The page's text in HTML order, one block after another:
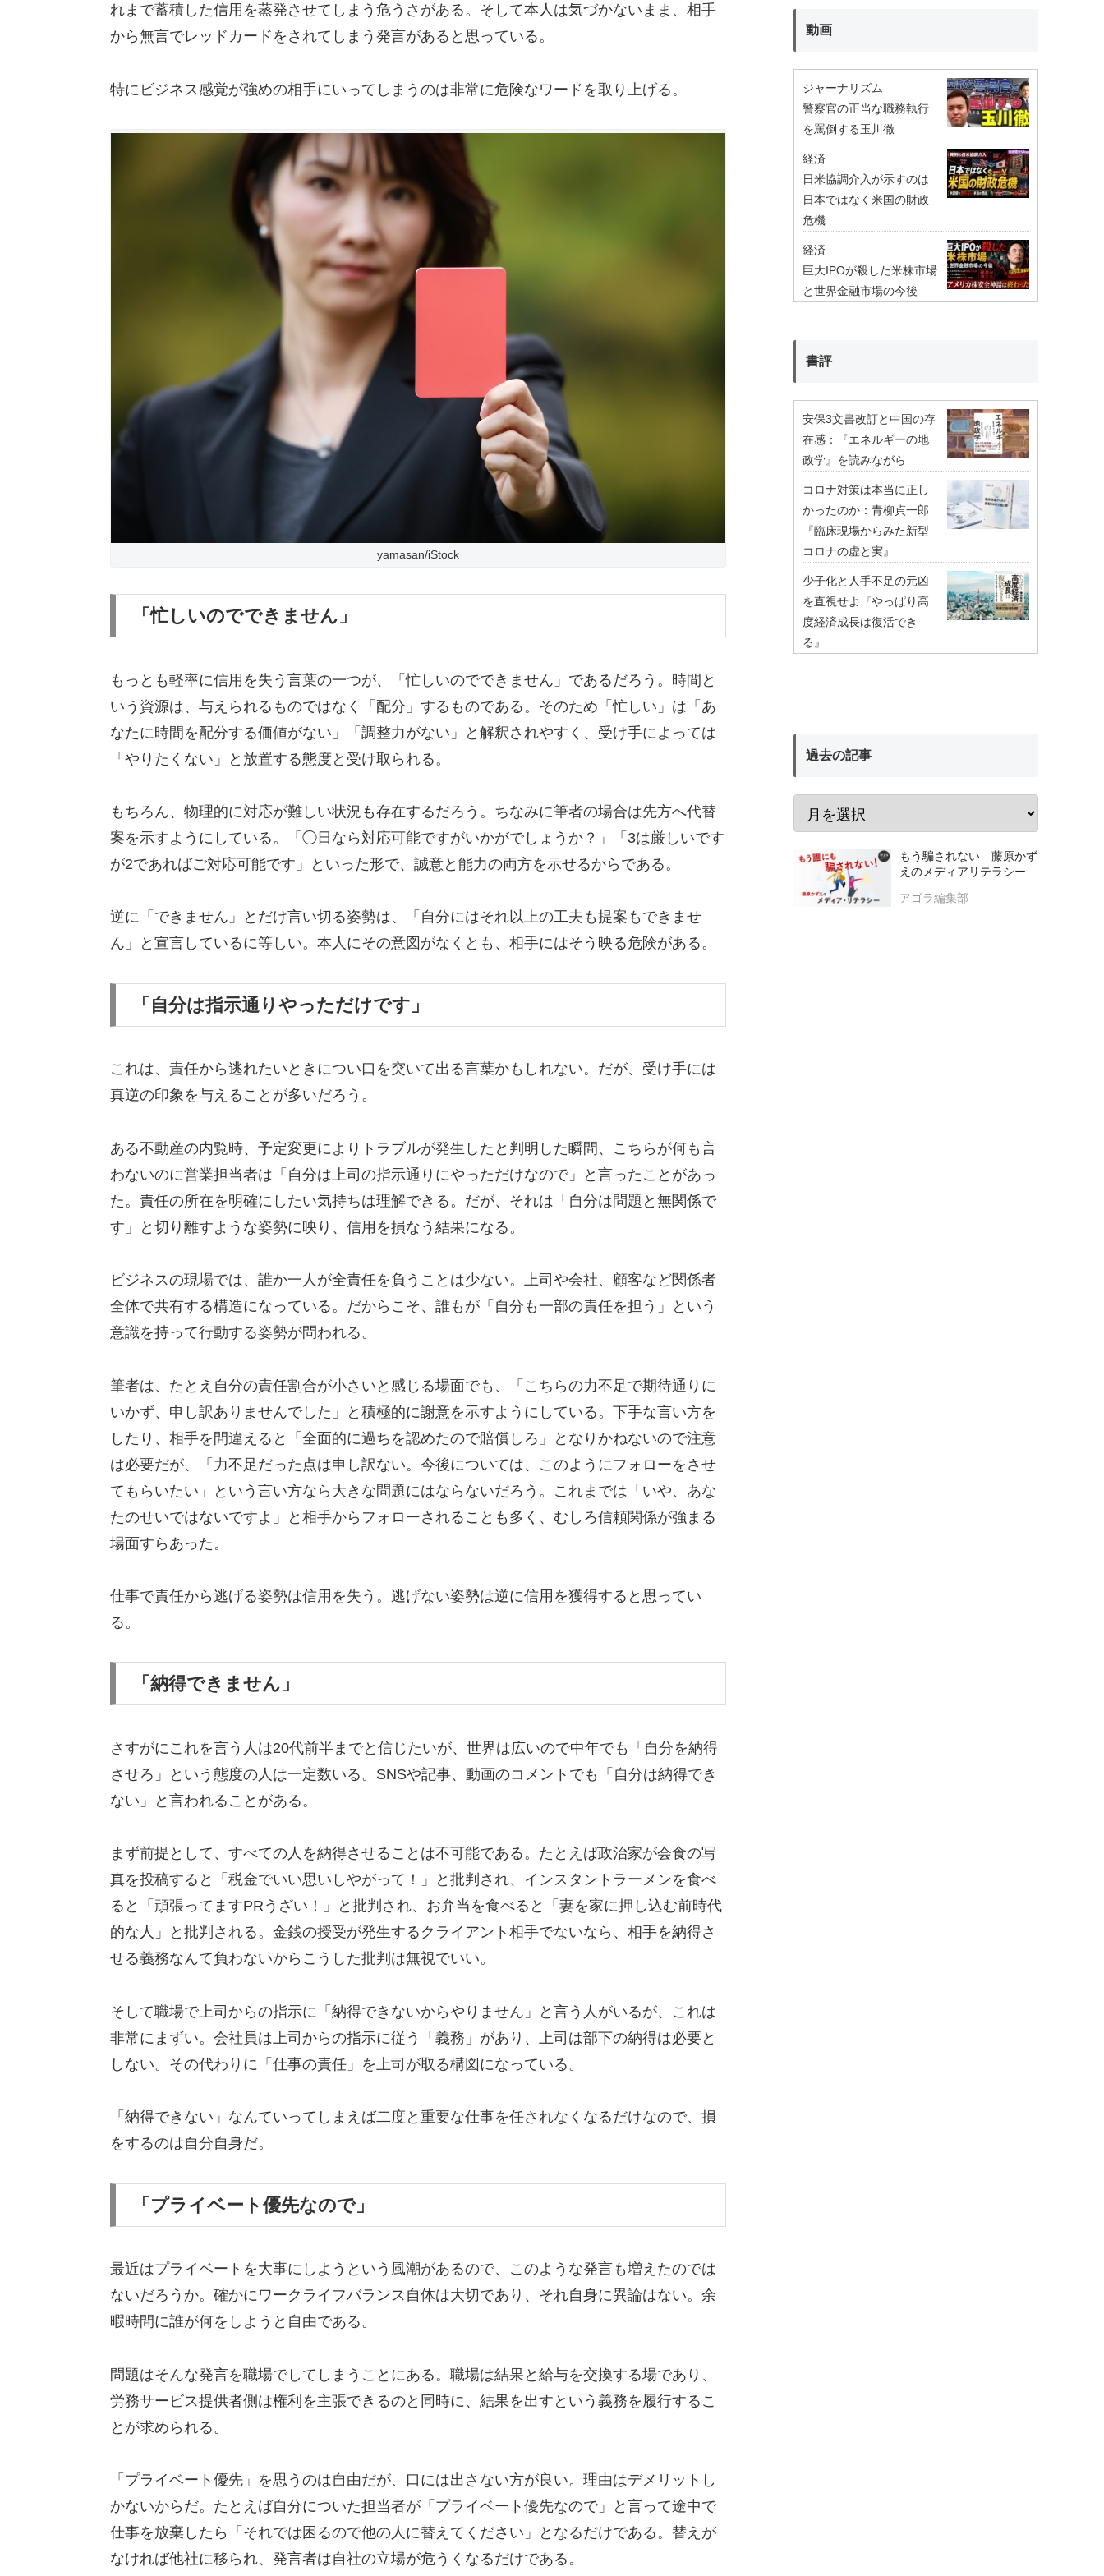
れまで蓄積した信用を蒸発させてしまう危うさがある。そして本人は気づかないまま、相手
から無言でレッドカードをされてしまう発言があると思っている。
特にビジネス感覚が強めの相手にいってしまうのは非常に危険なワードを取り上げる。
yamasan/iStock
「忙しいのでできません」
もっとも軽率に信用を失う言葉の一つが、「忙しいのでできません」であるだろう。時間と
いう資源は、与えられるものではなく「配分」するものである。そのため「忙しい」は「あ
なたに時間を配分する価値がない」「調整力がない」と解釈されやすく、受け手によっては
「やりたくない」と放置する態度と受け取られる。
もちろん、物理的に対応が難しい状況も存在するだろう。ちなみに筆者の場合は先方へ代替
案を示すようにしている。「◯日なら対応可能ですがいかがでしょうか？」「3は厳しいです
が2であればご対応可能です」といった形で、誠意と能力の両方を示せるからである。
逆に「できません」とだけ言い切る姿勢は、「自分にはそれ以上の工夫も提案もできませ
ん」と宣言しているに等しい。本人にその意図がなくとも、相手にはそう映る危険がある。
「自分は指示通りやっただけです」
これは、責任から逃れたいときについ口を突いて出る言葉かもしれない。だが、受け手には
真逆の印象を与えることが多いだろう。
ある不動産の内覧時、予定変更によりトラブルが発生したと判明した瞬間、こちらが何も言
わないのに営業担当者は「自分は上司の指示通りにやっただけなので」と言ったことがあっ
た。責任の所在を明確にしたい気持ちは理解できる。だが、それは「自分は問題と無関係で
す」と切り離すような姿勢に映り、信用を損なう結果になる。
ビジネスの現場では、誰か一人が全責任を負うことは少ない。上司や会社、顧客など関係者
全体で共有する構造になっている。だからこそ、誰もが「自分も一部の責任を担う」という
意識を持って行動する姿勢が問われる。
筆者は、たとえ自分の責任割合が小さいと感じる場面でも、「こちらの力不足で期待通りに
いかず、申し訳ありませんでした」と積極的に謝意を示すようにしている。下手な言い方を
したり、相手を間違えると「全面的に過ちを認めたので賠償しろ」となりかねないので注意
は必要だが、「力不足だった点は申し訳ない。今後については、このようにフォローをさせ
てもらいたい」という言い方なら大きな問題にはならないだろう。これまでは「いや、あな
たのせいではないですよ」と相手からフォローされることも多く、むしろ信頼関係が強まる
場面すらあった。
仕事で責任から逃げる姿勢は信用を失う。逃げない姿勢は逆に信用を獲得すると思ってい
る。
「納得できません」
さすがにこれを言う人は20代前半までと信じたいが、世界は広いので中年でも「自分を納得
させろ」という態度の人は一定数いる。SNSや記事、動画のコメントでも「自分は納得でき
ない」と言われることがある。
まず前提として、すべての人を納得させることは不可能である。たとえば政治家が会食の写
真を投稿すると「税金でいい思いしやがって！」と批判され、インスタントラーメンを食べ
ると「頑張ってますPRうざい！」と批判され、お弁当を食べると「妻を家に押し込む前時代
的な人」と批判される。金銭の授受が発生するクライアント相手でないなら、相手を納得さ
せる義務なんて負わないからこうした批判は無視でいい。
そして職場で上司からの指示に「納得できないからやりません」と言う人がいるが、これは
非常にまずい。会社員は上司からの指示に従う「義務」があり、上司は部下の納得は必要と
しない。その代わりに「仕事の責任」を上司が取る構図になっている。
「納得できない」なんていってしまえば二度と重要な仕事を任されなくなるだけなので、損
をするのは自分自身だ。
「プライベート優先なので」
最近はプライベートを大事にしようという風潮があるので、このような発言も増えたのでは
ないだろうか。確かにワークライフバランス自体は大切であり、それ自身に異論はない。余
暇時間に誰が何をしようと自由である。
問題はそんな発言を職場でしてしまうことにある。職場は結果と給与を交換する場であり、
労務サービス提供者側は権利を主張できるのと同時に、結果を出すという義務を履行するこ
とが求められる。
「プライベート優先」を思うのは自由だが、口には出さない方が良い。理由はデメリットし
かないからだ。たとえば自分についた担当者が「プライベート優先なので」と言って途中で
仕事を放棄したら「それでは困るので他の人に替えてください」となるだけである。替えが
なければ他社に移られ、発言者は自社の立場が危うくなるだけである。
動画
ジャーナリズム
警察官の正当な職務執行
を罵倒する玉川徹
経済
日米協調介入が示すのは
日本ではなく米国の財政
危機
経済
巨大IPOが殺した米株市場
と世界金融市場の今後
書評
安保3文書改訂と中国の存
在感：『エネルギーの地
政学』を読みながら
コロナ対策は本当に正し
かったのか：青柳貞一郎
『臨床現場からみた新型
コロナの虚と実』
少子化と人手不足の元凶
を直視せよ『やっぱり高
度経済成長は復活でき
る』
過去の記事
もう騙されない 藤原かず
えのメディアリテラシー
アゴラ編集部